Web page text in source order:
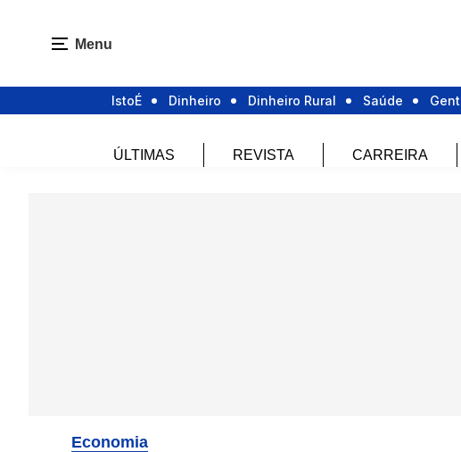
Menu
IstoÉ Dinheiro Dinheiro Rural Saúde
ÚLTIMAS REVISTA CARREIRA
Economia